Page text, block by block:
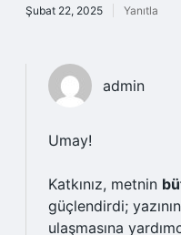
Şubat 22, 2025 Yanıtla
admin
Umay!
Katkınız, metnin
güçlendirdi;
ulaşmasına